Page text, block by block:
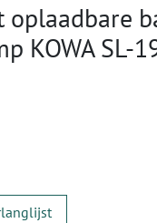
oplaadbare
KOWA SL-